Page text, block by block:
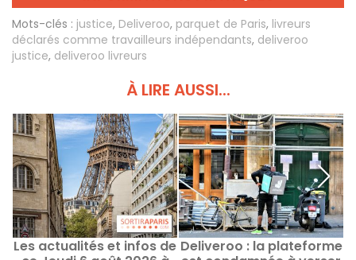
Mots-clés : justice, Deliveroo, parquet de Paris, livreurs
déclarés comme travailleurs indépendants, deliveroo
justice, deliveroo livreurs
À LIRE AUSSI...
Les actualités et infos de Deliveroo : la plateforme